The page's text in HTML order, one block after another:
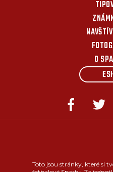
O
Toto jsou stránky, které si